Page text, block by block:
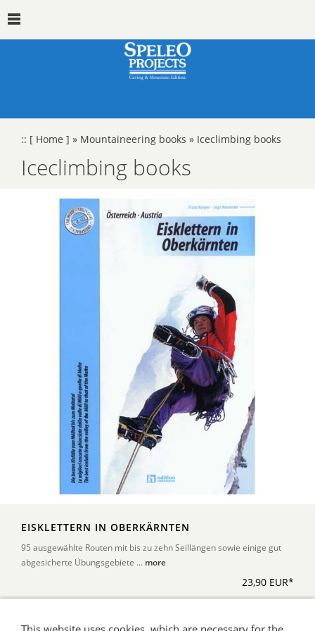
:: [ Home ] » Mountaineering books » Iceclimbing books
Iceclimbing books
EISKLETTERN IN OBERKÄRNTEN
95 ausgewählte Routen mit bis zu zehn Seillängen sowie einige gut
abgesicherte Übungsgebiete ... more
23,90 EUR*